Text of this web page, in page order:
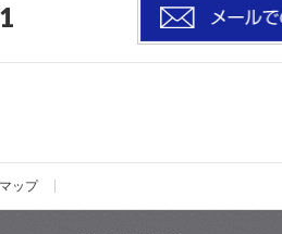
ップ